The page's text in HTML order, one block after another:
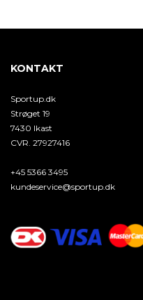
KONTAKT
Sportup.dk
Strøget 19
7430 Ikast
CVR. 27927416
+45 5366 3495
kundeservice@sportup.dk